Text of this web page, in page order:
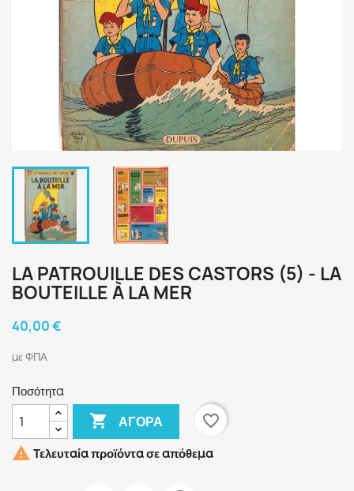
LA PATROUILLE DES CASTORS (5) - LA
BOUTEILLE À LA MER
40,00 €
με ΦΠΑ
Ποσότητα
 ΑΓΟΡΆ
favorite_border
 Τελευταία προϊόντα σε απόθεμα